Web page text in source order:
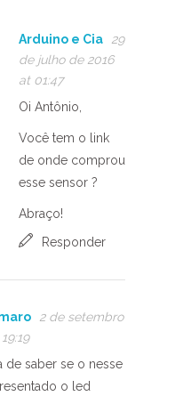
Arduino e Cia
29
de julho de 2016
at 01:47
Oi Antônio,
Você tem o link
de onde comprou
esse sensor ?
Abraço!
Responder
2 de setembro
de saber se o nesse
o led